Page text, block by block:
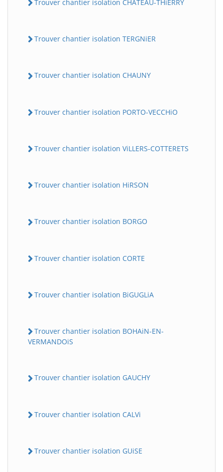
Trouver chantier isolation CHATEAU-THiERRY
Trouver chantier isolation TERGNiER
Trouver chantier isolation CHAUNY
Trouver chantier isolation PORTO-VECCHiO
Trouver chantier isolation ViLLERS-COTTERETS
Trouver chantier isolation HiRSON
Trouver chantier isolation BORGO
Trouver chantier isolation CORTE
Trouver chantier isolation BiGUGLiA
Trouver chantier isolation BOHAiN-EN-
VERMANDOiS
Trouver chantier isolation GAUCHY
Trouver chantier isolation CALVi
Trouver chantier isolation GUiSE